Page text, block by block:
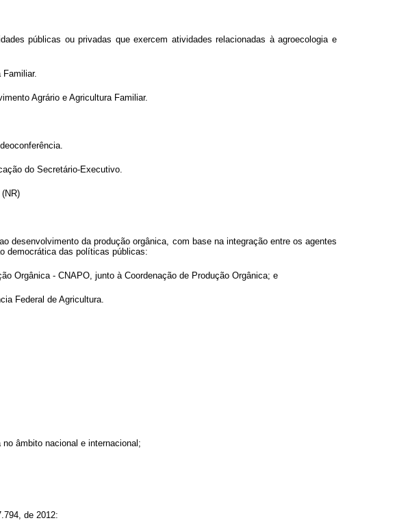
públicas ou privadas que exercem atividades relacionadas à agroecologia e
Familiar.
Agrário e Agricultura Familiar.
do Secretário-Executivo.
desenvolvimento da produção orgânica, com base na integração entre os agentes
democrática das políticas públicas:
Orgânica - CNAPO, junto à Coordenação de Produção Orgânica; e
Federal de Agricultura.
âmbito nacional e internacional;
de 2012: